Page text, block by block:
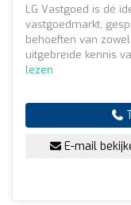
LG Vastgoed is dé
vastgoedmarkt,
behoeften van
uitgebreide kennis
lezen
E-mail